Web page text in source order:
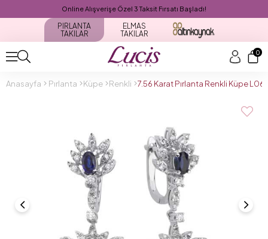
Online Alışverişe Özel 3 Taksit Fırsatı Başladı!
PIRLANTA
TAKILAR
ELMAS
TAKILAR
0
Anasayfa Pırlanta Küpe Renkli 7.56 Karat Pırlanta Renkli Küpe